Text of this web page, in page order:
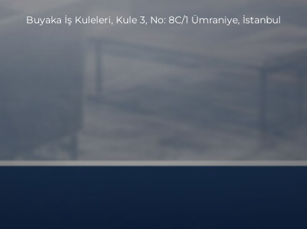
Buyaka İş Kuleleri, Kule 3, No: 8C/1 Ümraniye, İstanbul